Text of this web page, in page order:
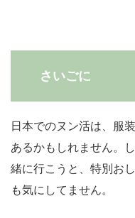
さいごに
日本でのヌン活は、服
あるかもしれません。
緒に行こうと、特別お
も気にしてません。